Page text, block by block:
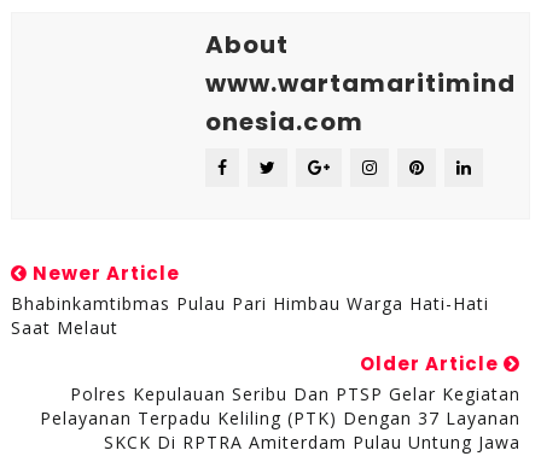
About
www.wartamaritimind
onesia.com
Newer Article
Bhabinkamtibmas Pulau Pari Himbau Warga Hati-Hati
Saat Melaut
Older Article
Polres Kepulauan Seribu Dan PTSP Gelar Kegiatan
Pelayanan Terpadu Keliling (PTK) Dengan 37 Layanan
SKCK Di RPTRA Amiterdam Pulau Untung Jawa